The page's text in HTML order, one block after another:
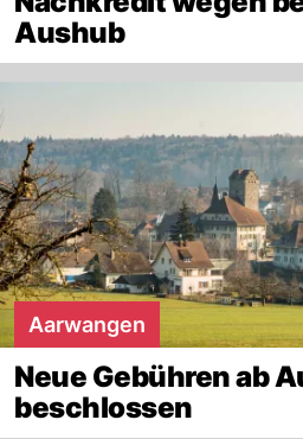
Aushub
Aarwangen
Neue Gebühren ab
beschlossen